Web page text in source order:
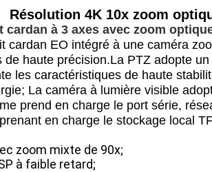
Résolution 4K 10x zoom
à 3 axes avec zoom
cardan EO intégré à une caméra
de haute précision.La PTZ adopte
les caractéristiques de haute
La caméra à lumière visible
prend en charge le port série,
en charge le stockage local
zoom mixte de 90x;
à faible retard;